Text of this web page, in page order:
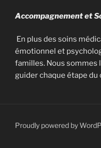
Accompagnement et
En plus des soins
émotionnel et
familles. Nous sommes
guider chaque étape du
Proudly powered by